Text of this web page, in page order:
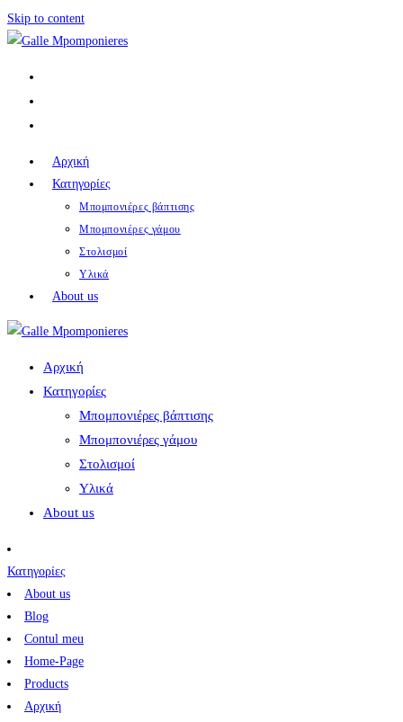
Skip to content
Αρχική
Κατηγορίες
Μπομπονιέρες βάπτισης
Μπομπονιέρες γάμου
Στολισμοί
Υλικά
About us
Αρχική
Κατηγορίες
Μπομπονιέρες βάπτισης
Μπομπονιέρες γάμου
Στολισμοί
Υλικά
About us
Κατηγορίες
About us
Blog
Contul meu
Home-Page
Products
Αρχική